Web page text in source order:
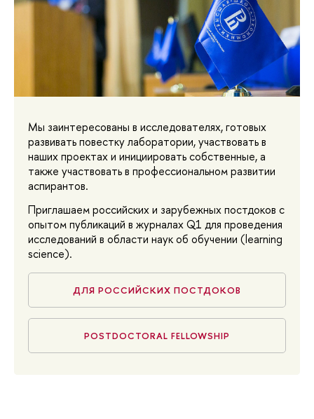
Мы заинтересованы в исследователях, готовых
развивать повестку лаборатории, участвовать в
наших проектах и инициировать собственные, а
также участвовать в профессиональном развитии
аспирантов.
Приглашаем российских и зарубежных постдоков с
опытом публикаций в журналах Q1 для проведения
исследований в области наук об обучении (learning
science).
ДЛЯ РОССИЙСКИХ ПОСТДОКОВ
POSTDOCTORAL FELLOWSHIP